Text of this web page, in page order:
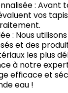
: Avant
vos
: Nous utilisons
et des
les plus
à notre
efficace et
eau !